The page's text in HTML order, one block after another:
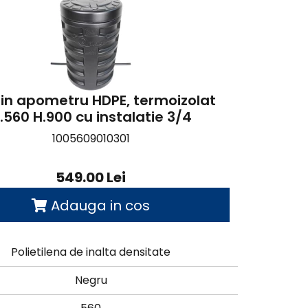
apometru HDPE, termoizolat
H.900 cu instalatie 3/4
1005609010301
549.00 Lei
Adauga in cos
Polietilena de inalta densitate
Negru